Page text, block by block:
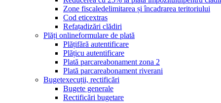
Zone fiscaledelimitarea și încadrarea teritoriului
Cod eticextras
Refațadizări clădiri
Plăți onlineformulare de plată
Plățifără autentificare
Plățicu autentificare
Plată parcareabonament zona 2
Plată parcareabonament riverani
Bugetexecuții, rectificări
Bugete generale
Rectificări bugetare